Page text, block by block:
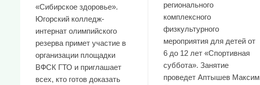
«Сибирское здоровье».
Югорский колледж-
интернат олимпийского
резерва примет участие в
организации площадки
ВФСК ГТО и приглашает
всех, кто готов доказать
регионального
комплексного
физкультурного
мероприятия для детей от
6 до 12 лет «Спортивная
суббота». Занятие
проведет Аптышев Максим